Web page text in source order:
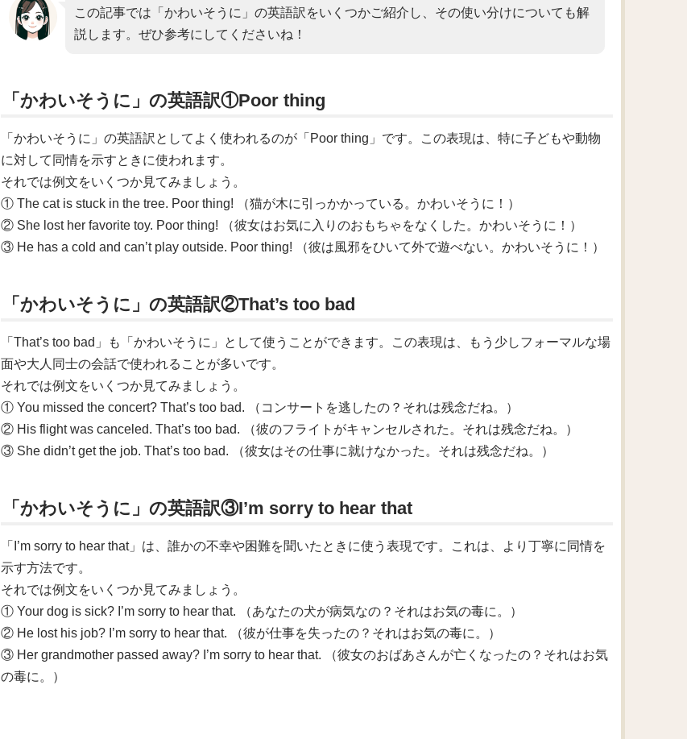
この記事では「かわいそうに」の英語訳をいくつかご紹介し、その使い分けについても解
説します。ぜひ参考にしてくださいね！
「かわいそうに」の英語訳①Poor thing
「かわいそうに」の英語訳としてよく使われるのが「Poor thing」です。この表現は、特に子どもや動物
に対して同情を示すときに使われます。
それでは例文をいくつか見てみましょう。
① The cat is stuck in the tree. Poor thing! （猫が木に引っかかっている。かわいそうに！）
② She lost her favorite toy. Poor thing! （彼女はお気に入りのおもちゃをなくした。かわいそうに！）
③ He has a cold and can’t play outside. Poor thing! （彼は風邪をひいて外で遊べない。かわいそうに！）
「かわいそうに」の英語訳②That’s too bad
「That’s too bad」も「かわいそうに」として使うことができます。この表現は、もう少しフォーマルな場
面や大人同士の会話で使われることが多いです。
それでは例文をいくつか見てみましょう。
① You missed the concert? That’s too bad. （コンサートを逃したの？それは残念だね。）
② His flight was canceled. That’s too bad. （彼のフライトがキャンセルされた。それは残念だね。）
③ She didn’t get the job. That’s too bad. （彼女はその仕事に就けなかった。それは残念だね。）
「かわいそうに」の英語訳③I’m sorry to hear that
「I’m sorry to hear that」は、誰かの不幸や困難を聞いたときに使う表現です。これは、より丁寧に同情を
示す方法です。
それでは例文をいくつか見てみましょう。
① Your dog is sick? I’m sorry to hear that. （あなたの犬が病気なの？それはお気の毒に。）
② He lost his job? I’m sorry to hear that. （彼が仕事を失ったの？それはお気の毒に。）
③ Her grandmother passed away? I’m sorry to hear that. （彼女のおばあさんが亡くなったの？それはお気
の毒に。）